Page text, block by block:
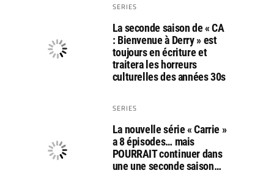
SERIES
La seconde saison de « CA
: Bienvenue à Derry » est
toujours en écriture et
traitera les horreurs
culturelles des années 30s
SERIES
La nouvelle série « Carrie »
a 8 épisodes… mais
POURRAIT continuer dans
une une seconde saison…